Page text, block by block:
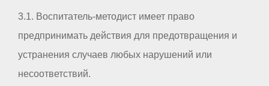
3.1. Воспитатель-методист имеет право
предпринимать действия для предотвращения и
устранения случаев любых нарушений или
несоответствий.